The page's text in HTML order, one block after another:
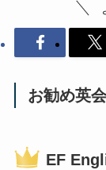
お勧め英
EF